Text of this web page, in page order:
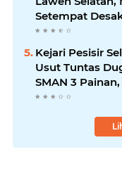
Setempat
Tuntas
Kejari Pesisir
Usut Tuntas
SMAN 3
Inspektorat